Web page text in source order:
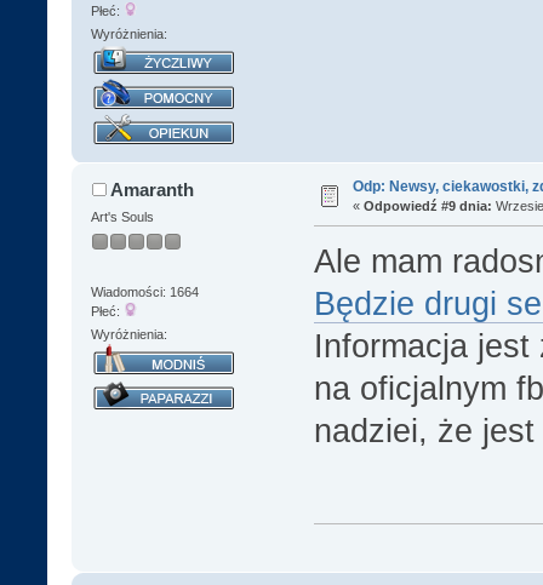
Płeć:
Wyróżnienia:
Amaranth
Art's Souls
Wiadomości: 1664
Płeć:
Wyróżnienia:
Odp: Newsy, ciekawostki,
«Odpowiedź #9 dnia:
Ale mam
Będzie drugi
Informacja jest
na oficjalnym
nadziei, że